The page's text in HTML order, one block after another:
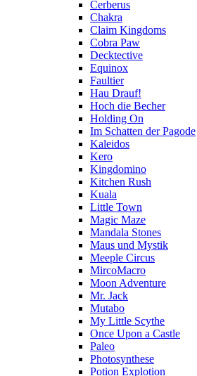
Cerberus
Chakra
Claim Kingdoms
Cobra Paw
Decktective
Equinox
Faultier
Hau Drauf!
Hoch die Becher
Holding On
Im Schatten der Pagode
Kaleidos
Kero
Kingdomino
Kitchen Rush
Kuala
Little Town
Magic Maze
Mandala Stones
Maus und Mystik
Meeple Circus
MircoMacro
Moon Adventure
Mr. Jack
Mutabo
My Little Scythe
Once Upon a Castle
Paleo
Photosynthese
Potion Explotion